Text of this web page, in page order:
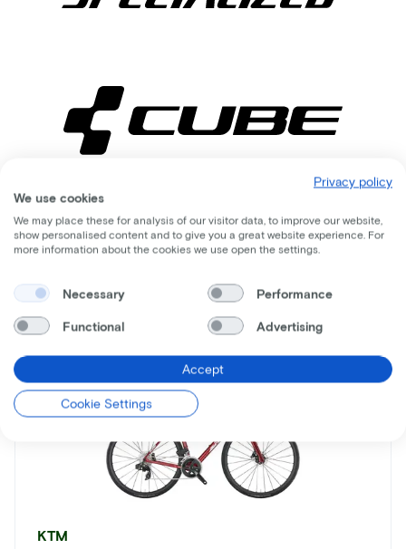
Vergleichbare
Räder
KTM
Privacy policy
We use cookies
We may place these for analysis of our visitor data, to improve our website,
show personalised content and to give you a great website experience. For
more information about the cookies we use open the settings.
Necessary Performance
Functional Advertising
Accept
Cookie Settings